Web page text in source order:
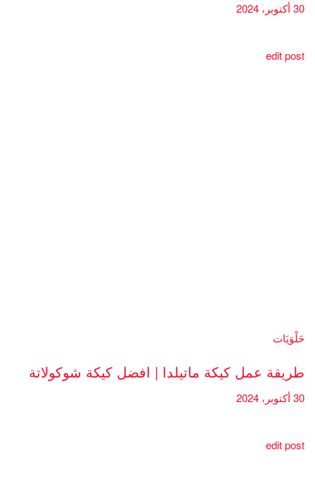
30 أكتوبر، 2024
edit post
حَلْوَيَات
طريقة عمل كيكة ماتيلدا | افضل كيكة شوكولاتة
30 أكتوبر، 2024
edit post